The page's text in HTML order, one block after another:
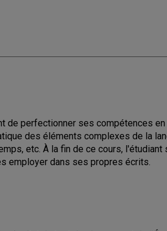
de perfectionner ses compétences en
des éléments complexes de la
etc. À la fin de ce cours, l'étudiant
employer dans ses propres écrits.